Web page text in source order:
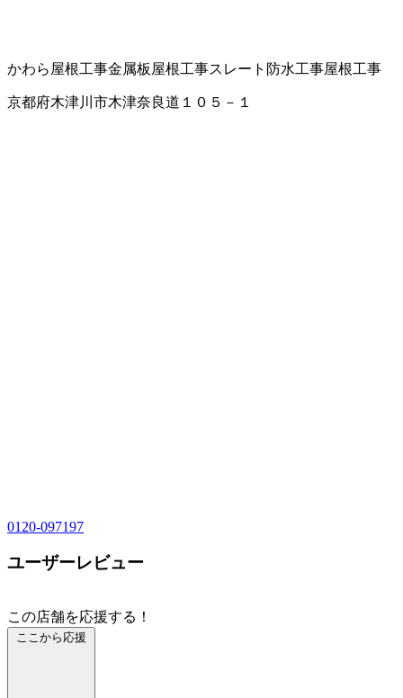
かわら屋根工事金属板屋根工事スレート 防水工事屋根工事
京都府木津川市木津奈良道１０５－１
0120-097197
ユーザーレビュー
この店舗を応援する！
ここから応援